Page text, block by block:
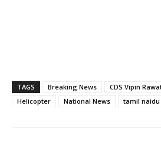
TAGS Breaking News CDS Vipin
Helicopter
National News tamil naidu